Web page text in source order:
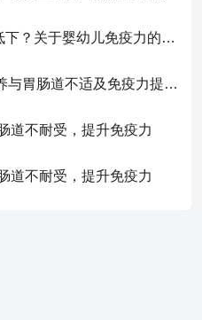
宝宝总生病就是免疫力低下？关于婴幼儿免疫力的真相，家长必须了解！
宝宝喂养难题：奶粉喂养与胃肠道不适及免疫力提升的奥秘
道不耐受，提升免疫力
道不耐受，提升免疫力